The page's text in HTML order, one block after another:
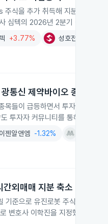
을 추가 취득해 지분율을
심텍의 2026년 2분기 실적과 하
+3.77% 성호전자
신 제약바이오 종목 급등
들이 급등하면서 투자심리가
투자자 커뮤니티를 통해 확산됐
젠알앤엠 -1.32%
간외매매 지분 축소
기준으로 유진로봇 주식
변호사 이학진을 지정했습니다.